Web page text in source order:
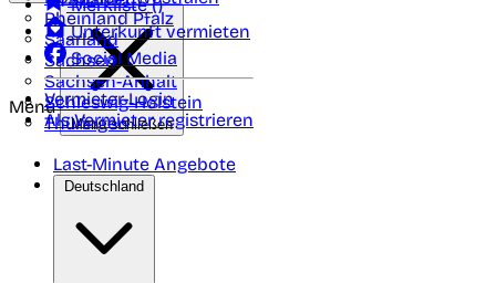
Rheinland Pfalz
Saarland
Sachsen
Sachsen-Anhalt
Schleswig-Holstein
Thüringen
Merkliste ()
Unterkunft vermieten
Social Media
Vermieter-Login
Als Vermieter registrieren
Menü
Menü schließen
Last-Minute Angebote
Deutschland